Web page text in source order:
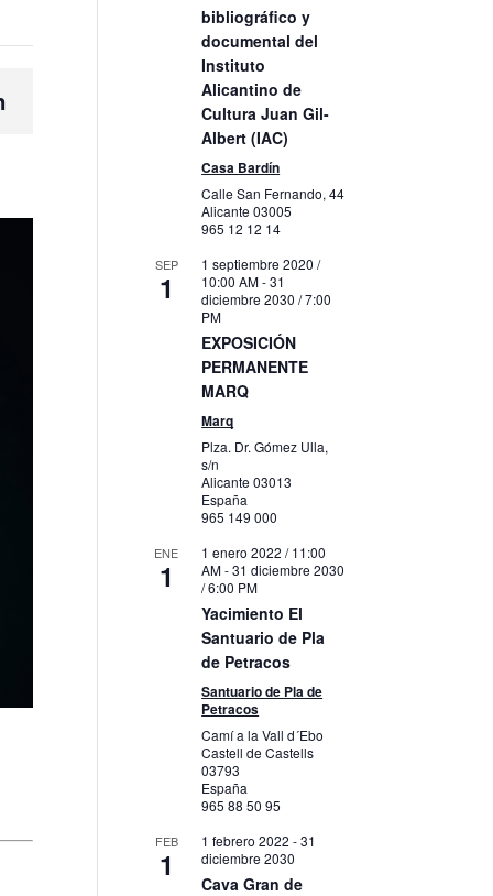
bibliográfico y
documental del
Instituto
Alicantino de
Cultura Juan Gil-
Albert (IAC)
Casa Bardín
Calle San Fernando, 44
Alicante03005
965 12 12 14
SEP
1
1 septiembre 2020 /
10:00 AM-31
diciembre 2030 / 7:00
PM
EXPOSICIÓN
PERMANENTE
MARQ
Marq
Plza. Dr. Gómez Ulla,
s/n
Alicante03013
España
965 149 000
ENE
1
1 enero 2022 / 11:00
AM-31 diciembre 2030
/ 6:00 PM
Yacimiento El
Santuario de Pla
de Petracos
Santuario de Pla de
Petracos
Camí a la Vall d´Ebo
Castell de Castells
03793
España
965 88 50 95
FEB
1
1 febrero 2022 -31
diciembre 2030
Cava Gran de